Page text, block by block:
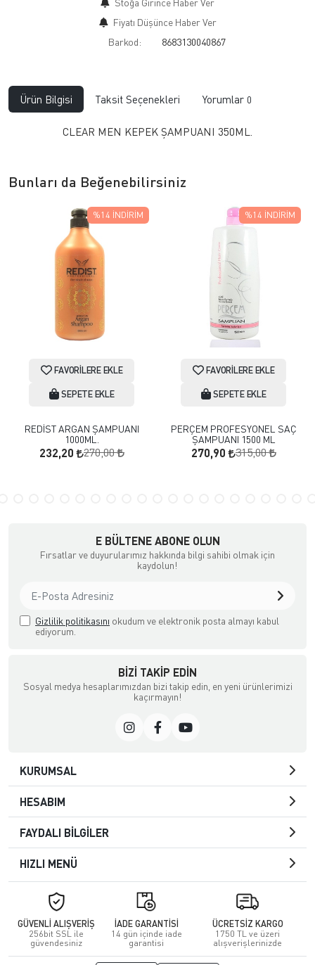
Fiyatı Düşünce Haber Ver
Barkod:
8683130040867
Ürün Bilgisi Taksit Seçenekleri Yorumlar 0
CLEAR MEN KEPEK ŞAMPUANI 350ML.
Bunları da Beğenebilirsiniz
FAVORILERE EKLE
SEPETE EKLE
REDİST ARGAN ŞAMPUANI
1000ML.
232,20 270,00
%14 İNDIRIM
FAVORILERE EKLE
SEPETE EKLE
PERÇEM PROFESYONEL SAÇ
ŞAMPUANI 1500 ML
270,90 315,00
%14 İNDIRIM
E BÜLTENE ABONE OLUN
Fırsatlar ve duyurularımız hakkında bilgi sahibi olmak için
kaydolun!
Gizlilik politikasını okudum ve elektronik posta almayı kabul
ediyorum.
BIZI TAKIP EDIN
Sosyal medya hesaplarımızdan bizi takip edin, en yeni ürünlerimizi
kaçırmayın!
KURUMSAL
HESABIM
FAYDALI BİLGİLER
HIZLI MENÜ
GÜVENLİ ALIŞVERİŞ
256bit SSL ile
güvendesiniz
İADE GARANTİSİ
14 gün içinde iade
garantisi
ÜCRETSİZ KARGO
1750 TL ve üzeri
alışverişlerinizde